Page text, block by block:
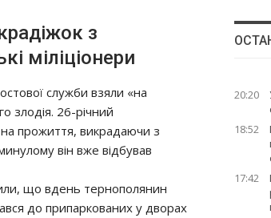
з
міліціонери
служби взяли «на
злодія. 26-річний
прожиття, викрадаючи з
він вже відбував
що вдень тернополянин
до припаркованих у дворах
20:20
18:52
17:42